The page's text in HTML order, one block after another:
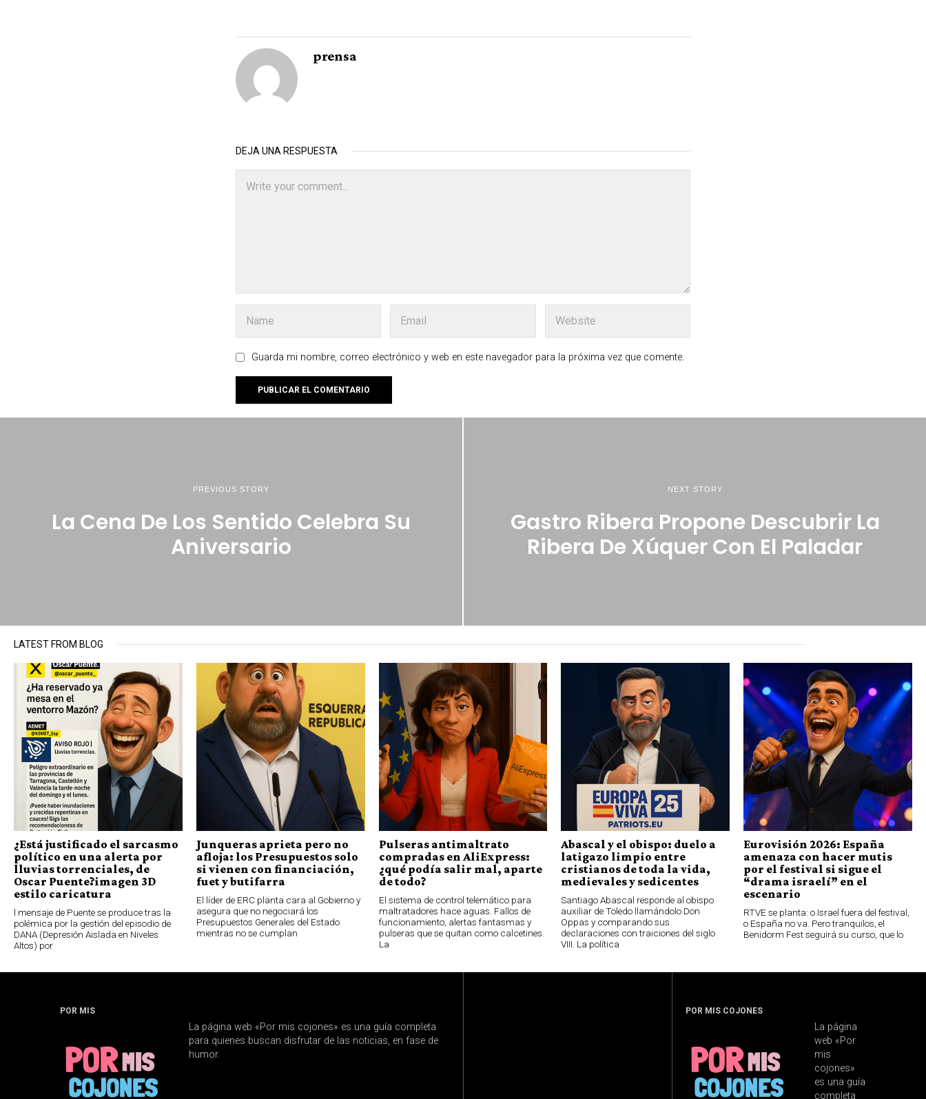
prensa
DEJA UNA RESPUESTA
Guarda mi nombre, correo electrónico y web en este navegador para la próxima vez que comente.
PREVIOUS STORY
La Cena De Los Sentido Celebra Su
Aniversario
NEXT STORY
Gastro Ribera Propone Descubrir La
Ribera De Xúquer Con El Paladar
LATEST FROM BLOG
¿Está justificado el sarcasmo
político en una alerta por
lluvias torrenciales, de
Oscar Puente?imagen 3D
estilo caricatura
l mensaje de Puente se produce tras la
polémica por la gestión del episodio de
DANA (Depresión Aislada en Niveles
Altos) por
Junqueras aprieta pero no
afloja: los Presupuestos solo
si vienen con financiación,
fuet y butifarra
El líder de ERC planta cara al Gobierno y
asegura que no negociará los
Presupuestos Generales del Estado
mientras no se cumplan
Pulseras antimaltrato
compradas en AliExpress:
¿qué podía salir mal, aparte
de todo?
El sistema de control telemático para
maltratadores hace aguas. Fallos de
funcionamiento, alertas fantasmas y
pulseras que se quitan como calcetines.
La
Abascal y el obispo: duelo a
latigazo limpio entre
cristianos de toda la vida,
medievales y sedicentes
Santiago Abascal responde al obispo
auxiliar de Toledo llamándolo Don
Oppas y comparando sus
declaraciones con traiciones del siglo
VIII. La política
Eurovisión 2026: España
amenaza con hacer mutis
por el festival si sigue el
“drama israelí” en el
escenario
RTVE se planta: o Israel fuera del festival,
o España no va. Pero tranquilos, el
Benidorm Fest seguirá su curso, que lo
POR MIS
La página web «Por mis cojones» es una guía completa
para quienes buscan disfrutar de las noticias, en fase de
humor.
POR MIS COJONES
La página
web «Por
mis
cojones»
es una guía
completa